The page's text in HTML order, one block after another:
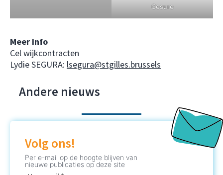
Cesure
Meer info
Cel wijkcontracten
Lydie SEGURA: lsegura@stgilles.brussels
Andere nieuws
Volg ons!
Per e-mail op de hoogte blijven van
nieuwe publicaties op deze site